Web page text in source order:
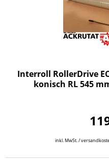
Interroll RollerDrive
konisch RL 545
inkl. MwSt. /